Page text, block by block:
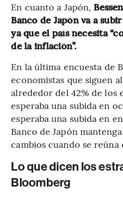
En cuanto a Japón,
Banco de Japón va a
ya que el país necesita
de la inflación”.
En la última encuesta de
economistas que siguen
alrededor del 42% de los
esperaba una subida en
esperaba una subida en
Banco de Japón
cambios cuando se reúna
Lo que dicen los
Bloomberg